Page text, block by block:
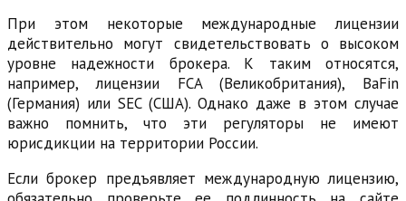
При этом некоторые международные лицензии
действительно могут свидетельствовать о высоком
уровне надежности брокера. К таким относятся,
например, лицензии FCA (Великобритания), BaFin
(Германия) или SEC (США). Однако даже в этом случае
важно помнить, что эти регуляторы не имеют
юрисдикции на территории России.
Если брокер предъявляет международную лицензию,